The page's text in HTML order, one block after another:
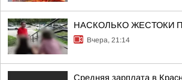
НАСКОЛЬКО ЖЕСТОКИ
Вчера, 21:14
Средняя зарплата в